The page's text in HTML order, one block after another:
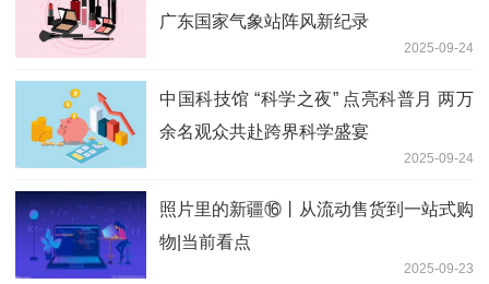
广东国家气象站阵风新纪录
2025-09-24
中国科技馆 “科学之夜” 点亮科普月 两万
余名观众共赴跨界科学盛宴
2025-09-24
照片里的新疆⑯丨从流动售货到一站式购
物|当前看点
2025-09-23